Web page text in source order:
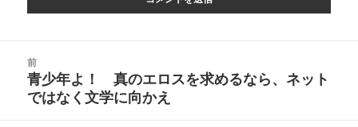
前
前
の
青少年よ！ 真のエロスを求めるなら、ネット
ではなく文学に向かえ